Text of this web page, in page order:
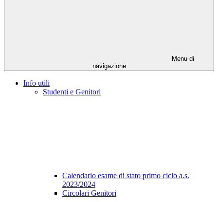
Menu di
navigazione
Info utili
Studenti e Genitori
Calendario esame di stato primo ciclo a.s.
2023/2024
Circolari Genitori